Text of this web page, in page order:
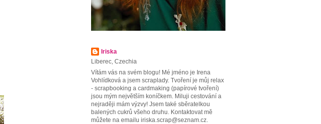
Iriska
Liberec, Czechia
Vítám vás na svém blogu! Mé jméno je Irena
Vohlídková a jsem scraplady. Tvoření je můj relax
- scrapbooking a cardmaking (papírové tvoření)
jsou mým největším koníčkem. Miluji cestování a
nejraději mám výzvy! Jsem také sběratelkou
balených cukrů všeho druhu. Kontaktovat mě
můžete na emailu iriska.scrap@seznam.cz.